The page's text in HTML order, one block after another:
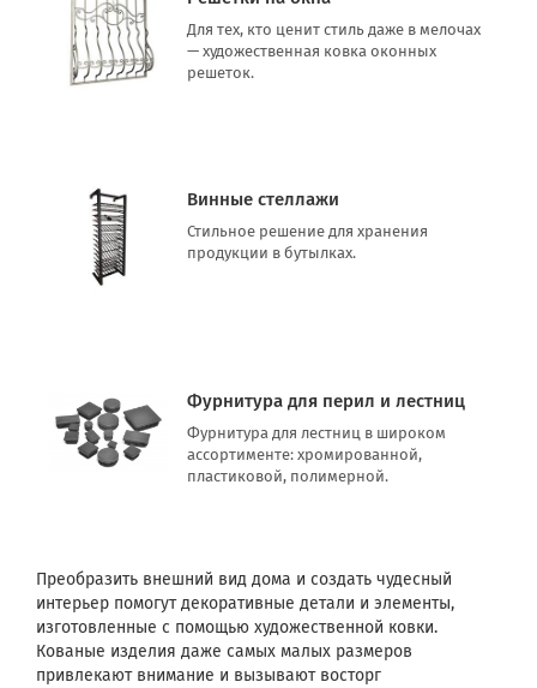
Для тех, кто ценит стиль даже в мелочах
— художественная ковка оконных
решеток.
Винные стеллажи
Стильное решение для хранения
продукции в бутылках.
Фурнитура для перил и лестниц
Фурнитура для лестниц в широком
ассортименте: хромированной,
пластиковой, полимерной.
Преобразить внешний вид дома и создать чудесный
интерьер помогут декоративные детали и элементы,
изготовленные с помощью художественной ковки.
Кованые изделия даже самых малых размеров
привлекают внимание и вызывают восторг